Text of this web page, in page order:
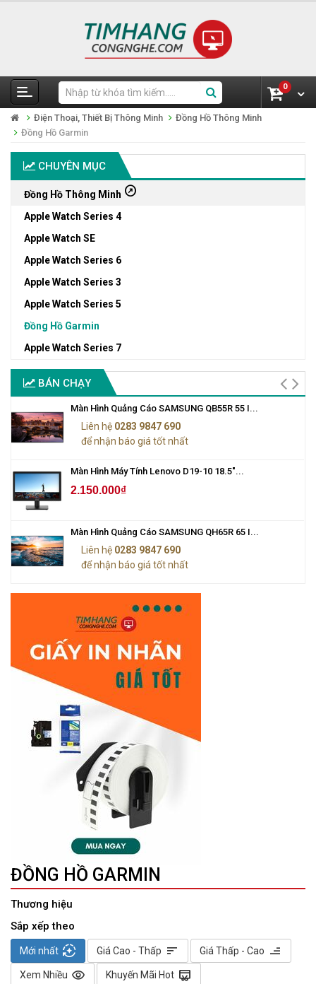
0
Điện Thoại, Thiết Bị Thông Minh
Đồng Hồ Thông Minh
Đồng Hồ Garmin
CHUYÊN MỤC
Đồng Hồ Thông Minh outbound
Apple Watch Series 4
Apple Watch SE
Apple Watch Series 6
Apple Watch Series 3
Apple Watch Series 5
Đồng Hồ Garmin
Apple Watch Series 7
BÁN CHẠY
Màn Hình Quảng Cáo SAMSUNG QB55R 55 I...
Liên hệ 0283 9847 690
để nhận báo giá tốt nhất
Màn Hình Máy Tính Lenovo D19-10 18.5"...
2.150.000₫
Màn Hình Quảng Cáo SAMSUNG QH65R 65 I...
Liên hệ 0283 9847 690
để nhận báo giá tốt nhất
ĐỒNG HỒ GARMIN
Thương hiệu
Sắp xếp theo
Mới nhất auto_mode Giá Cao - Thấp sort Giá Thấp - Cao sort
Xem Nhiều visibility Khuyến Mãi Hot redeem